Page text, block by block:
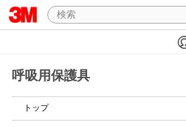
呼吸用保護具
トップ